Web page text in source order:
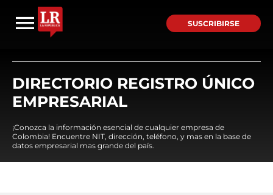
SUSCRIBIRSE
DIRECTORIO REGISTRO ÚNICO
EMPRESARIAL
¡Conozca la información esencial de cualquier empresa de
Colombia! Encuentre NIT, dirección, teléfono, y mas en la base de
datos empresarial mas grande del país.